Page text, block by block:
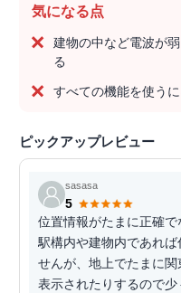
気になる点
建物の中など電波が
る
すべての機能を使う
ピックアップレビュー
sasasa
5
位置情報がたまに正確で
駅構内や建物内であれ
せんが、地上でたまに
表示されたりするので